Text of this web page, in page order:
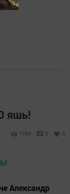
яшь!
1069 0 0
Александр